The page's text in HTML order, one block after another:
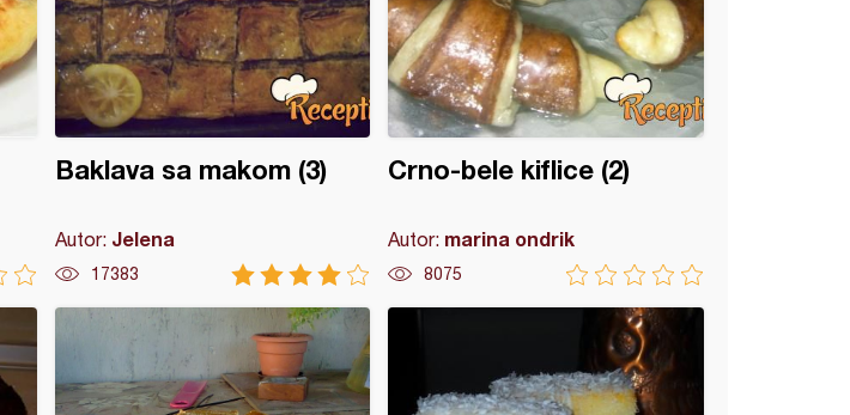
Baklava sa makom (3)
Autor: Jelena
17383
Crno-bele kiflice (2)
Autor: marina ondrik
8075